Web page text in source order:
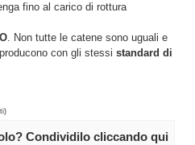
fino al carico di rottura
. Non tutte le catene sono uguali e
con gli stessi standard di
Condividilo cliccando qui